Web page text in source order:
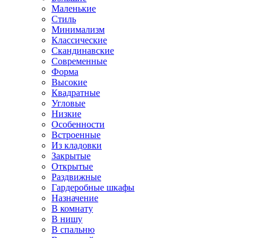
Маленькие
Стиль
Минимализм
Классические
Скандинавские
Современные
Форма
Высокие
Квадратные
Угловые
Низкие
Особенности
Встроенные
Из кладовки
Закрытые
Открытые
Раздвижные
Гардеробные шкафы
Назначение
В комнату
В нишу
В спальню